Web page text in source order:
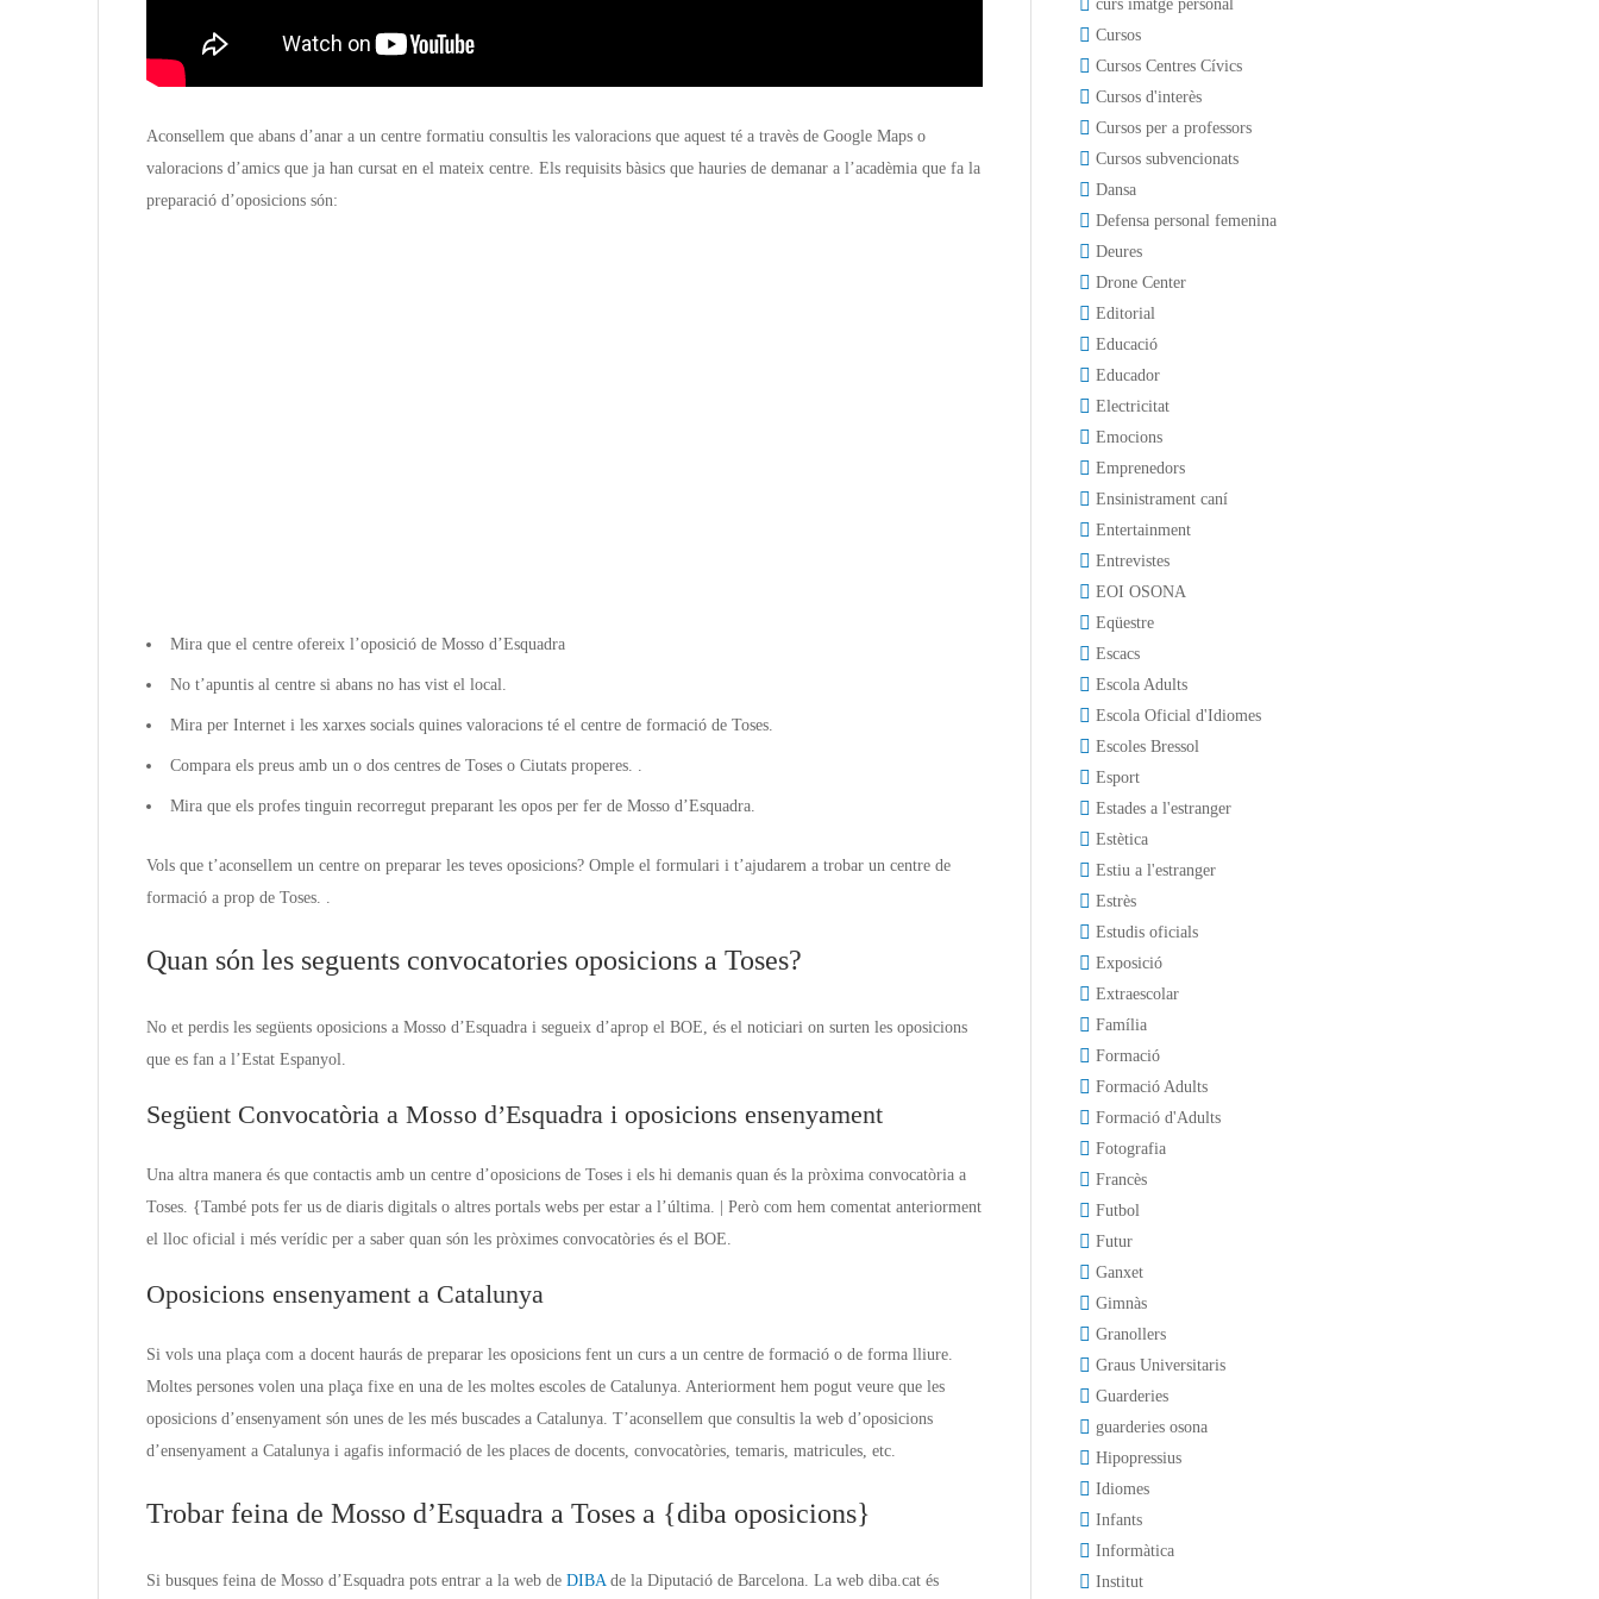
Aconsellem que abans d’anar a un centre formatiu consultis les valoracions que aquest té a travès de Google Maps o
valoracions d’amics que ja han cursat en el mateix centre. Els requisits bàsics que hauries de demanar a l’acadèmia que fa la
preparació d’oposicions són:
Mira que el centre ofereix l’oposició de Mosso d’Esquadra
No t’apuntis al centre si abans no has vist el local.
Mira per Internet i les xarxes socials quines valoracions té el centre de formació de Toses.
Compara els preus amb un o dos centres de Toses o Ciutats properes. .
Mira que els profes tinguin recorregut preparant les opos per fer de Mosso d’Esquadra.
Vols que t’aconsellem un centre on preparar les teves oposicions? Omple el formulari i t’ajudarem a trobar un centre de
formació a prop de Toses. .
Quan són les seguents convocatories oposicions a Toses?
No et perdis les següents oposicions a Mosso d’Esquadra i segueix d’aprop el BOE, és el noticiari on surten les oposicions
que es fan a l’Estat Espanyol.
Següent Convocatòria a Mosso d’Esquadra i oposicions ensenyament
Una altra manera és que contactis amb un centre d’oposicions de Toses i els hi demanis quan és la pròxima convocatòria a
Toses. {També pots fer us de diaris digitals o altres portals webs per estar a l’última. | Però com hem comentat anteriorment
el lloc oficial i més verídic per a saber quan són les pròximes convocatòries és el BOE.
Oposicions ensenyament a Catalunya
Si vols una plaça com a docent haurás de preparar les oposicions fent un curs a un centre de formació o de forma lliure.
Moltes persones volen una plaça fixe en una de les moltes escoles de Catalunya. Anteriorment hem pogut veure que les
oposicions d’ensenyament són unes de les més buscades a Catalunya. T’aconsellem que consultis la web d’oposicions
d’ensenyament a Catalunya i agafis informació de les places de docents, convocatòries, temaris, matricules, etc.
Trobar feina de Mosso d’Esquadra a Toses a {diba oposicions}
Si busques feina de Mosso d’Esquadra pots entrar a la web de DIBAde la Diputació de Barcelona. La web diba.cat és
curs imatge personal
Cursos
Cursos Centres Cívics
Cursos d'interès
Cursos per a professors
Cursos subvencionats
Dansa
Defensa personal femenina
Deures
Drone Center
Editorial
Educació
Educador
Electricitat
Emocions
Emprenedors
Ensinistrament caní
Entertainment
Entrevistes
EOI OSONA
Eqüestre
Escacs
Escola Adults
Escola Oficial d'Idiomes
Escoles Bressol
Esport
Estades a l'estranger
Estètica
Estiu a l'estranger
Estrès
Estudis oficials
Exposició
Extraescolar
Família
Formació
Formació Adults
Formació d'Adults
Fotografia
Francès
Futbol
Futur
Ganxet
Gimnàs
Granollers
Graus Universitaris
Guarderies
guarderies osona
Hipopressius
Idiomes
Infants
Informàtica
Institut